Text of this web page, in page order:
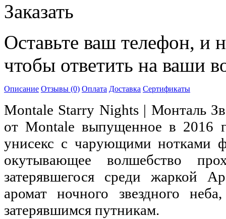
Заказать
Оставьте ваш телефон, и
чтобы ответить на ваши
Описание Отзывы (0) Оплата Доставка Сертификаты
Montale Starry Nights | Монталь
от Montale выпущенное в 2016
унисекс с чарующими нотками
окутывающее волшебство
затерявшегося среди жаркой
аромат ночного звездного
затерявшимся путникам.